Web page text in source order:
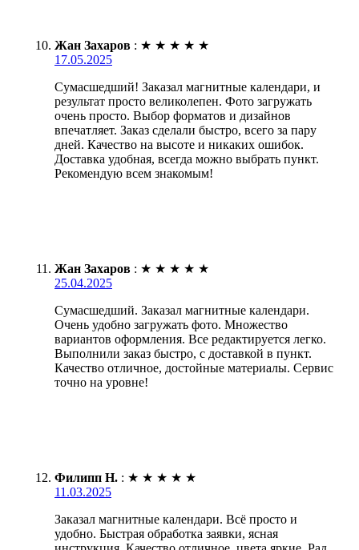
Жан Захаров : ★ ★ ★ ★ ★
17.05.2025
Сумасшедший! Заказал магнитные календари, и
результат просто великолепен. Фото загружать
очень просто. Выбор форматов и дизайнов
впечатляет. Заказ сделали быстро, всего за пару
дней. Качество на высоте и никаких ошибок.
Доставка удобная, всегда можно выбрать пункт.
Рекомендую всем знакомым!
Жан Захаров : ★ ★ ★ ★ ★
25.04.2025
Сумасшедший. Заказал магнитные календари.
Очень удобно загружать фото. Множество
вариантов оформления. Все редактируется легко.
Выполнили заказ быстро, с доставкой в пункт.
Качество отличное, достойные материалы. Сервис
точно на уровне!
Филипп Н. : ★ ★ ★ ★ ★
11.03.2025
Заказал магнитные календари. Всё просто и
удобно. Быстрая обработка заявки, ясная